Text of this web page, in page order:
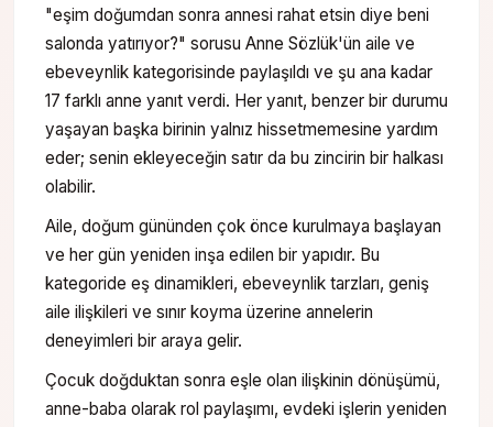
"eşim doğumdan sonra annesi rahat etsin diye beni
salonda yatırıyor?" sorusu Anne Sözlük'ün aile ve
ebeveynlik kategorisinde paylaşıldı ve şu ana kadar
17 farklı anne yanıt verdi. Her yanıt, benzer bir durumu
yaşayan başka birinin yalnız hissetmemesine yardım
eder; senin ekleyeceğin satır da bu zincirin bir halkası
olabilir.
Aile, doğum gününden çok önce kurulmaya başlayan
ve her gün yeniden inşa edilen bir yapıdır. Bu
kategoride eş dinamikleri, ebeveynlik tarzları, geniş
aile ilişkileri ve sınır koyma üzerine annelerin
deneyimleri bir araya gelir.
Çocuk doğduktan sonra eşle olan ilişkinin dönüşümü,
anne-baba olarak rol paylaşımı, evdeki işlerin yeniden